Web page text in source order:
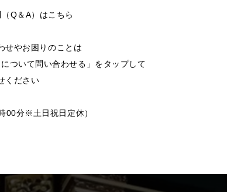
Q＆A）はこちら
せやお困りのことは
ついて問い合わせる」をタップして
ください
00分※土日祝日定休）